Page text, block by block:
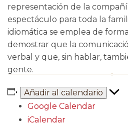
representación de la
espectáculo para toda la
idiomática se emplea de
demostrar que la
verbal y que, sin hablar,
gente.
Añadir al calendario
Google Calendar
iCalendar